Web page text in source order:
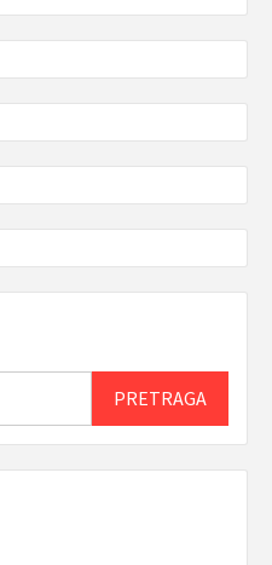
PRETRAGA